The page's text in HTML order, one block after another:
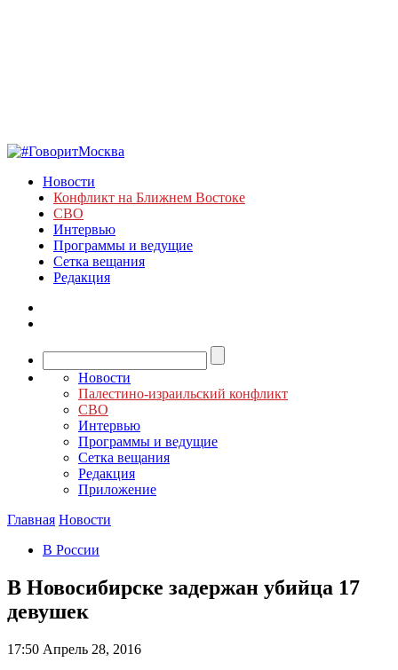
Новости
Конфликт на Ближнем Востоке
СВО
Интервью
Программы и ведущие
Сетка вещания
Редакция
Новости
Палестино-израильский конфликт
СВО
Интервью
Программы и ведущие
Сетка вещания
Редакция
Приложение
Главная Новости
В России
В Новосибирске задержан убийца 17
девушек
17:50 Апрель 28, 2016